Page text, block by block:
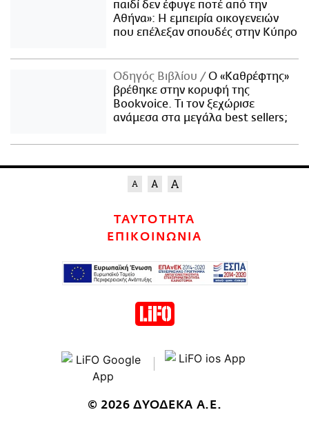
παιδί δεν έφυγε ποτέ από την
Αθήνα»: Η εμπειρία οικογενειών
που επέλεξαν σπουδές στην Κύπρο
Οδηγός Βιβλίου
Ο «Καθρέφτης»
βρέθηκε στην κορυφή της
Bookvoice. Τι τον ξεχώρισε
ανάμεσα στα μεγάλα best sellers;
ΤΑΥΤΟΤΗΤΑ
ΕΠΙΚΟΙΝΩΝΙΑ
© 2026 ΔΥΟΔΕΚΑ Α.Ε.